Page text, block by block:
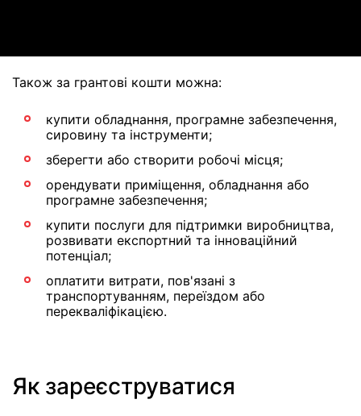
Також за грантові кошти можна:
купити обладнання, програмне забезпечення,
сировину та інструменти;
зберегти або створити робочі місця;
орендувати приміщення, обладнання або
програмне забезпечення;
купити послуги для підтримки виробництва,
розвивати експортний та інноваційний
потенціал;
оплатити витрати, пов'язані з
транспортуванням, переїздом або
перекваліфікацією.
Як зареєструватися